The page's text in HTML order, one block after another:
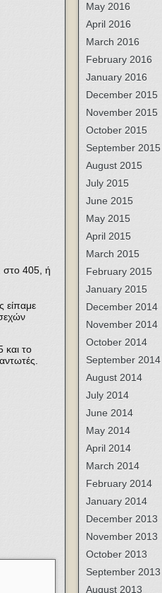
στο 405, ή
είπαμε
και το
May 2016
April 2016
March 2016
February 2016
January 2016
December 2015
November 2015
October 2015
September 2015
August 2015
July 2015
June 2015
May 2015
April 2015
March 2015
February 2015
January 2015
December 2014
November 2014
October 2014
September 2014
August 2014
July 2014
June 2014
May 2014
April 2014
March 2014
February 2014
January 2014
December 2013
November 2013
October 2013
September 2013
August 2013